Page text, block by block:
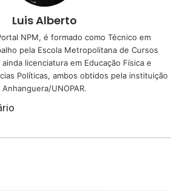
Luis Alberto
NPM, é formado como Técnico em
pela Escola Metropolitana de Cursos
licenciatura em Educação Física e
Políticas, ambos obtidos pela instituição
Anhanguera/UNOPAR.